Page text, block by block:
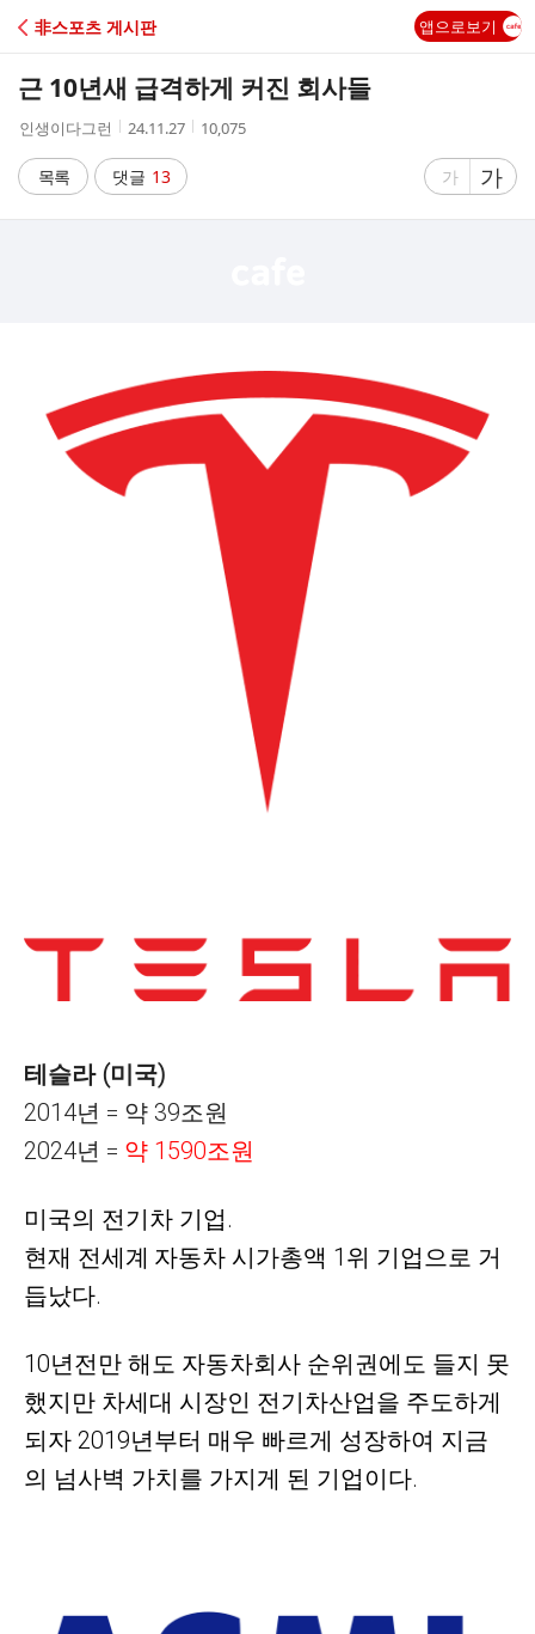
C
非스포츠 게시판 앱으로보기
근 10년새 급격하게 커진 회사들
작
자
인생이다그런
작
시
간
24.11.27
조
10,075
목록 댓글 13
글
가
글
자
가
테슬라 (미국)
2014년 = 약 39조원
2024년 = 약 1590조원
미국의 전기차 기업.
현재 전세계 자동차 시가총액 1위 기업으로 거
듭났다.
10년전만 해도 자동차회사 순위권에도 들지 못
했지만 차세대 시장인 전기차산업을 주도하게
되자 2019년부터 매우 빠르게 성장하여 지금
의 넘사벽 가치를 가지게 된 기업이다.